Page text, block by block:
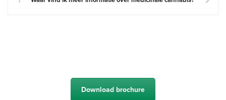
Download brochure